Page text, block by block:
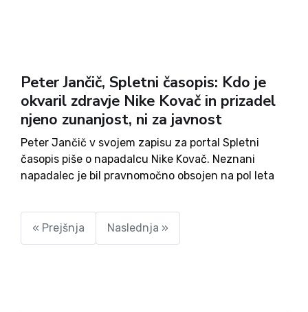
Peter Jančič, Spletni časopis: Kdo je
okvaril zdravje Nike Kovač in prizadel
njeno zunanjost, ni za javnost
Peter Jančič v svojem zapisu za portal Spletni
časopis piše o napadalcu Nike Kovač. Neznani
napadalec je bil pravnomočno obsojen na pol leta
bi prejel sodbo. Slednjo so mu na koncu...
« Prejšnja
Naslednja »